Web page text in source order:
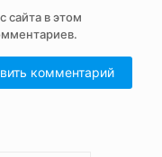
сайта в этом